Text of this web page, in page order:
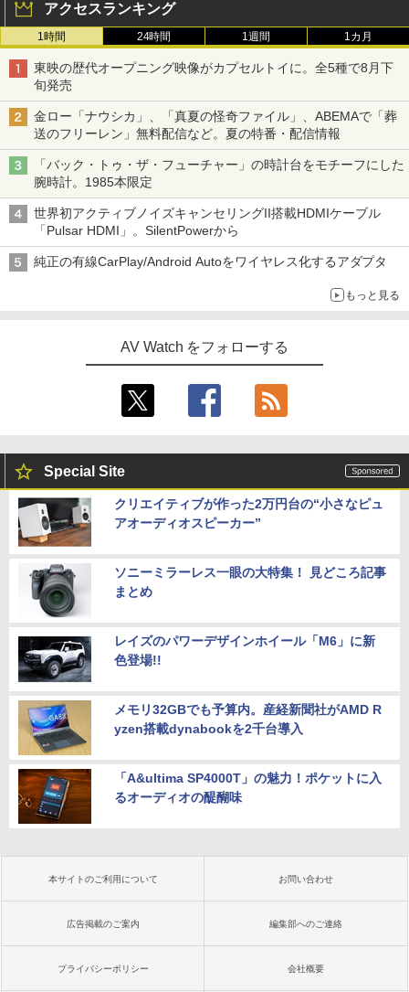
アクセスランキング
1時間 24時間 1週間 1カ月
東映の歴代オープニング映像がカプセルトイに。全5種で8月下
旬発売
金ロー「ナウシカ」、「真夏の怪奇ファイル」、ABEMAで「葬
送のフリーレン」無料配信など。夏の特番・配信情報
「バック・トゥ・ザ・フューチャー」の時計台をモチーフにした
腕時計。1985本限定
世界初アクティブノイズキャンセリングII搭載HDMIケーブル
「Pulsar HDMI」。SilentPowerから
純正の有線CarPlay/Android Autoをワイヤレス化するアダプタ
もっと見る
AV Watch をフォローする
Special Site
クリエイティブが作った2万円台の“小さなピュ
アオーディオスピーカー”
ソニーミラーレス一眼の大特集！ 見どころ記事
まとめ
レイズのパワーデザインホイール「M6」に新
色登場!!
メモリ32GBでも予算内。産経新聞社がAMD R
yzen搭載dynabookを2千台導入
「A&ultima SP4000T」の魅力！ポケットに入
るオーディオの醍醐味
本サイトのご利用について お問い合わせ
広告掲載のご案内 編集部へのご連絡
プライバシーポリシー 会社概要